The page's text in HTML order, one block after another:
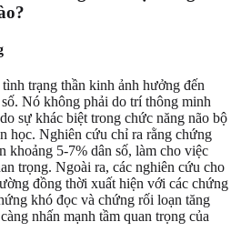
trạng thần kinh ảnh hưởng đến
Nó không phải do trí thông minh
sự khác biệt trong chức năng não bộ
học. Nghiên cứu chỉ ra rằng chứng
khoảng 5-7% dân số, làm cho việc
trọng. Ngoài ra, các nghiên cứu cho
đồng thời xuất hiện với các chứng
khó đọc và chứng rối loạn tăng
nhấn mạnh tầm quan trọng của